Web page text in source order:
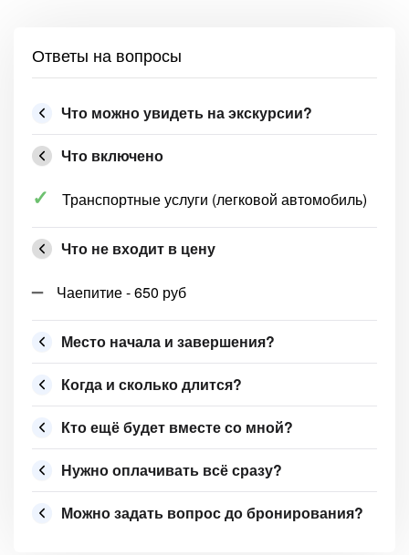
Ответы на вопросы
Что можно увидеть на экскурсии?
Что включено
Транспортные услуги (легковой автомобиль)
Что не входит в цену
Чаепитие - 650 руб
Место начала и завершения?
Когда и сколько длится?
Кто ещё будет вместе со мной?
Нужно оплачивать всё сразу?
Можно задать вопрос до бронирования?